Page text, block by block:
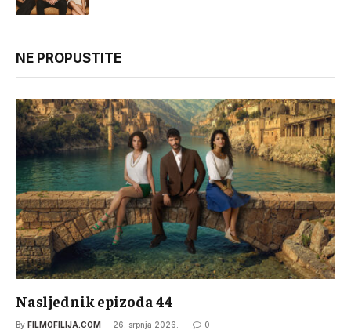
NE PROPUSTITE
Nasljednik epizoda 44
By FILMOFILIJA.COM 26. srpnja 2026. 0